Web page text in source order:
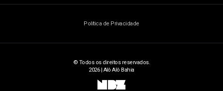
Política de Privacidade
© Todos os direitos reservados.
2026 | Alô Alô Bahia
NBZ